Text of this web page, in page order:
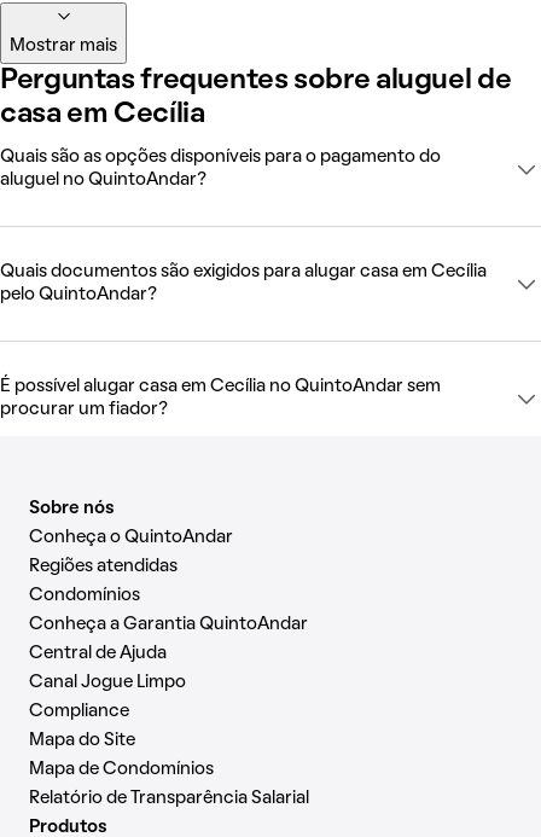
Mostrar mais
Perguntas frequentes sobre aluguel de
casa em Cecília
Quais são as opções disponíveis para o pagamento do
aluguel no QuintoAndar?
Quais documentos são exigidos para alugar casa em Cecília
pelo QuintoAndar?
É possível alugar casa em Cecília no QuintoAndar sem
procurar um fiador?
Sobre nós
Conheça o QuintoAndar
Regiões atendidas
Condomínios
Conheça a Garantia QuintoAndar
Central de Ajuda
Canal Jogue Limpo
Compliance
Mapa do Site
Mapa de Condomínios
Relatório de Transparência Salarial
Produtos